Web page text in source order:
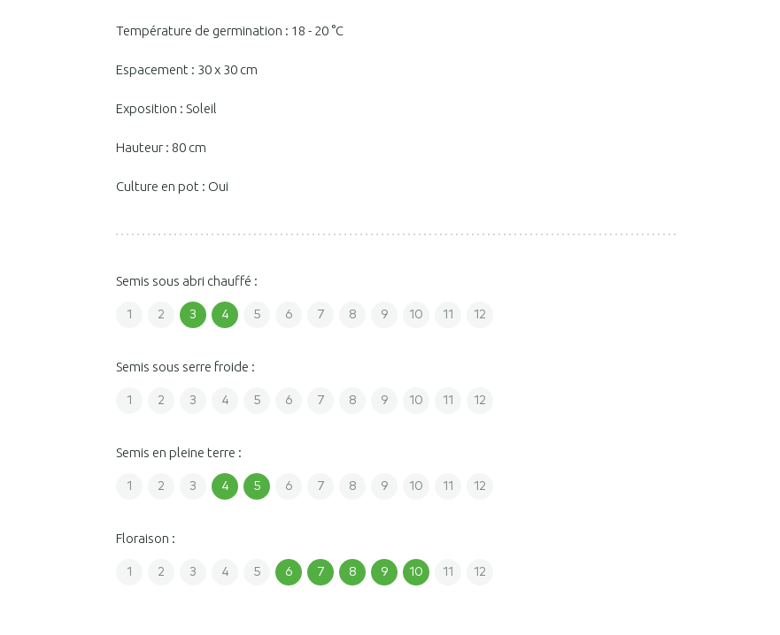
Température de germination : 18 - 20 °C
Espacement : 30 x 30 cm
Exposition : Soleil
Hauteur : 80 cm
Culture en pot : Oui
Semis sous abri chauffé :
1 2 3 4 5 6 7 8 9 10 11 12
Semis sous serre froide :
1 2 3 4 5 6 7 8 9 10 11 12
Semis en pleine terre :
1 2 3 4 5 6 7 8 9 10 11 12
Floraison :
1 2 3 4 5 6 7 8 9 10 11 12